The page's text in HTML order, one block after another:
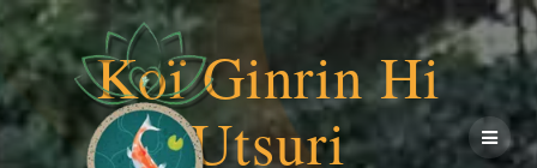
contenu
Koï Ginrin Hi
Utsuri